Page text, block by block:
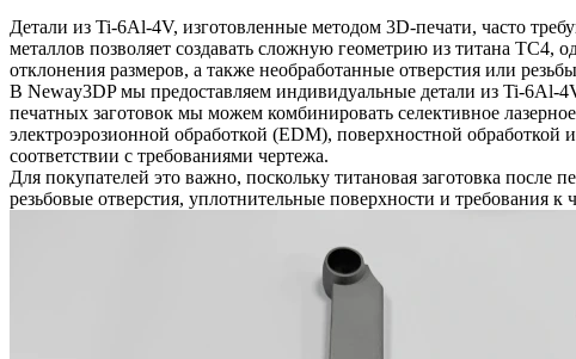
Детали из Ti-6Al-4V, изготовленные методом 3D-печати, часто
металлов позволяет создавать сложную геометрию из титана TC4,
отклонения размеров, а также необработанные отверстия или
В Neway3DP мы предоставляем индивидуальные детали из Ti-6Al-
печатных заготовок мы можем комбинировать селективное
электроэрозионной обработкой (EDM), поверхностной
соответствии с требованиями чертежа.
Для покупателей это важно, поскольку титановая заготовка после
резьбовые отверстия, уплотнительные поверхности и требования